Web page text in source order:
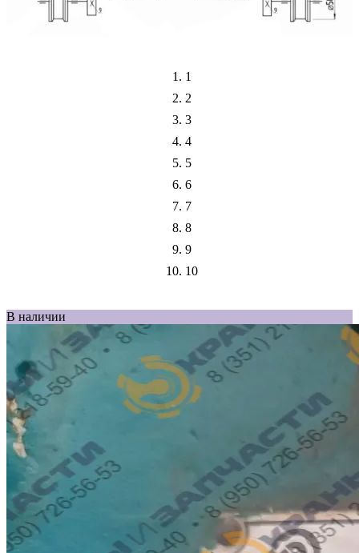
1
2
3
4
5
6
7
8
9
10
В наличии